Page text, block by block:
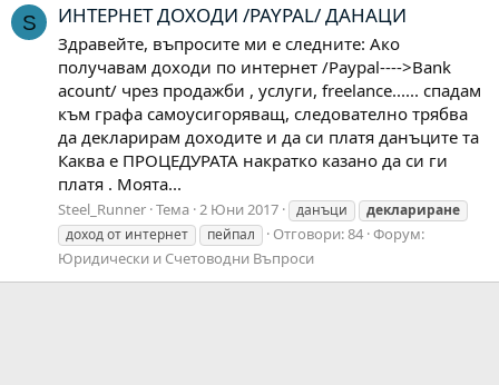
S ИНТЕРНЕТ ДОХОДИ /PAYPAL/ ДАНАЦИ
Здравейте, въпросите ми е следните: Ако
получавам доходи по интернет /Paypal---->Bank
acount/ чрез продажби , услуги, freelance...... спадам
към графа самоусигоряващ, следователно трябва
да декларирам доходите и да си платя данъците та
Каква е ПРОЦЕДУРАТА накратко казано да си ги
платя . Моята...
Steel_Runner Тема 2 Юни 2017 данъци
деклариране
доход от интернет
пейпал Отговори: 84 Форум:
Юридически и Счетоводни Въпроси